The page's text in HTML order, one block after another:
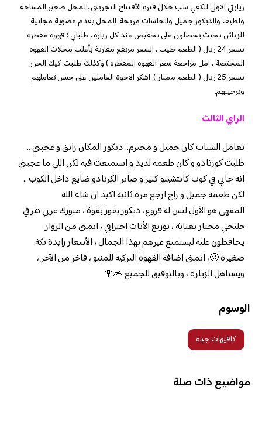
زيارتي الاولى للكفي شب خلال فترة الأفتتاح التجريبي .المحل صغير المساحة
ولطيف والديكور جميل والجلسات مريحة. المحل يقدم عضوية مجانية
للزبائن بحيث يحصلون على تخفيض عند كل زيارة . طلباتي : قهوة مقطرة
بسعر 24 ريال ( الطعم طيب ، السعر مرتفع مقارنة بأغلب محلات القهوة
المختصة ، امل مراجعة سعر القهوة المقطرة ) وكذلك طلبت كيك الجزر
بسعر 25 ريال ( الطعم ممتاز ). اشكر الاخوة العاملين على حسن تعاملهم
وترحيبهم.
الراي الثالث
تعامل الشباب كان جميل و محترم.. ديكور المكان رايق و عجبني ..
طلبت كورتادو و كان طعمه لذيذ و استمتعت فيه لكن اللي ما عجبني
انه جاني في كوب كابتشينو كبير و صاير الكرتادو ضايع داخل الكوب ..
لكن طعمه جميل و راح ارجع مرة ثانية اكيد ان شاء الله
المقهى هو الأول ليس له فروع، ديكور يفوز بقوة ، ميوزك عربي شرقي
خليجي مختار بعناية ، توزيع الأثاث احترافي ، اتمنى من الزوار
يحافظون عليه ليستمتع غيرهم بهذا الجمال ، الأسعار زايدة تكة
صغيرة 🥴، اتمنى اضافة القهوة التركية للمنيو ، فاخر من الآخر ،
ويستاهل الزيارة ، وبالتوفيق للجميع 🙏🌹
الوسوم
كافيهات جدة
مواضيع ذات صلة